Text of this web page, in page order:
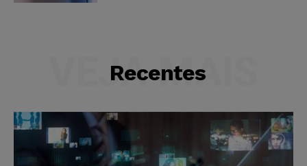
Recentes
VEJA MAIS